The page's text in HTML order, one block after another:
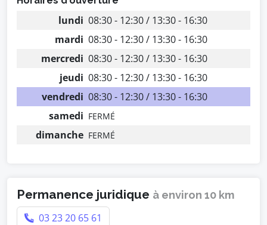
lundi 08:30 - 12:30 / 13:30 - 16:30
mardi 08:30 - 12:30 / 13:30 - 16:30
mercredi 08:30 - 12:30 / 13:30 - 16:30
jeudi 08:30 - 12:30 / 13:30 - 16:30
vendredi 08:30 - 12:30 / 13:30 - 16:30
samedi FERMÉ
dimanche FERMÉ
Permanence juridique à environ 10 km
03 23 20 65 61